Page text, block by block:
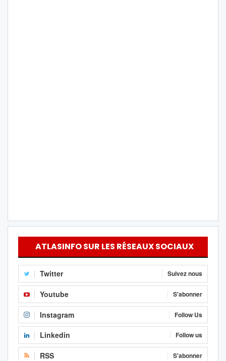
ATLASINFO SUR LES RÉSEAUX SOCIAUX
Twitter Suivez nous
Youtube S'abonner
Instagram Follow Us
Linkedin Follow us
RSS S'abonner